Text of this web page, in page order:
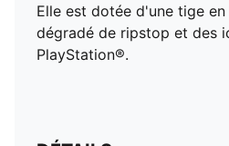
Semelle extérieure en
Comarquage PUMA x
PUMA Enfant : Recommandé
Elle est dotée d'une tige en
dégradé de ripstop et des
PlayStation®.